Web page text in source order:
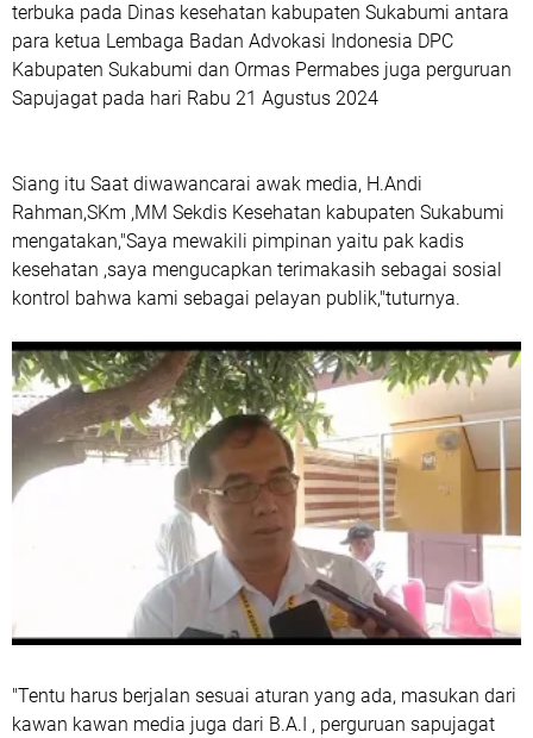
terbuka pada Dinas kesehatan kabupaten Sukabumi antara
para ketua Lembaga Badan Advokasi Indonesia DPC
Kabupaten Sukabumi dan Ormas Permabes juga perguruan
Sapujagat pada hari Rabu 21 Agustus 2024
Siang itu Saat diwawancarai awak media, H.Andi
Rahman,SKm ,MM Sekdis Kesehatan kabupaten Sukabumi
mengatakan,"Saya mewakili pimpinan yaitu pak kadis
kesehatan ,saya mengucapkan terimakasih sebagai sosial
kontrol bahwa kami sebagai pelayan publik,"tuturnya.
"Tentu harus berjalan sesuai aturan yang ada, masukan dari
kawan kawan media juga dari B.A.I , perguruan sapujagat